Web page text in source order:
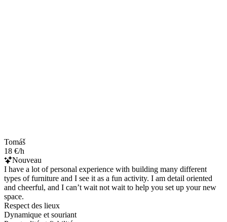
Tomáš
18 €/h
Nouveau
I have a lot of personal experience with building many different
types of furniture and I see it as a fun activity. I am detail oriented
and cheerful, and I can’t wait not wait to help you set up your new
space.
Respect des lieux
Dynamique et souriant